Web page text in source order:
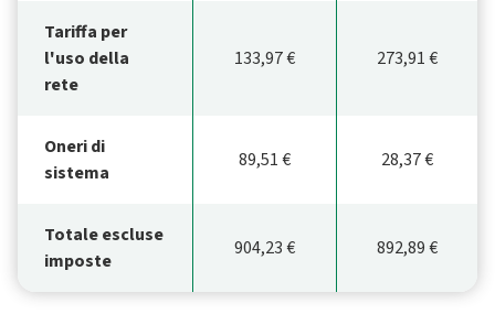
Tariffa per
l'uso della
rete
133,97 € 273,91 €
Oneri di
sistema
89,51 € 28,37 €
Totale escluse
imposte
904,23 € 892,89 €